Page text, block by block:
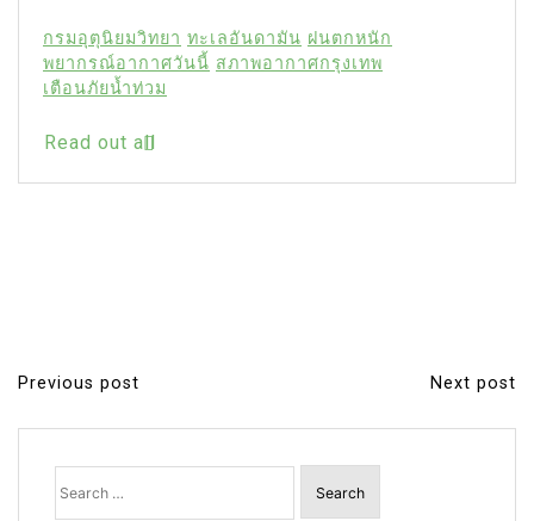
กรมอุตุนิยมวิทยา ทะเลอันดามัน ฝนตกหนัก
พยากรณ์อากาศวันนี้ สภาพอากาศกรุงเทพ
เตือนภัยน้ำท่วม
Read out all
P
o
Previous post Next post
Search
for: